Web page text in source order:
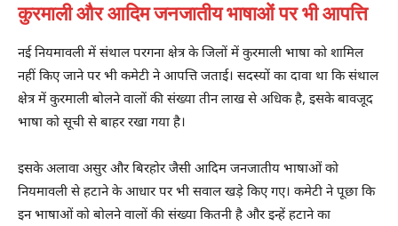
कुरमाली और आदिम जनजातीय भाषाओं पर भी आपत्ति
नई नियमावली में संथाल परगना क्षेत्र के जिलों में कुरमाली भाषा को शामिल
नहीं किए जाने पर भी कमेटी ने आपत्ति जताई। सदस्यों का दावा था कि संथाल
क्षेत्र में कुरमाली बोलने वालों की संख्या तीन लाख से अधिक है, इसके बावजूद
भाषा को सूची से बाहर रखा गया है।
इसके अलावा असुर और बिरहोर जैसी आदिम जनजातीय भाषाओं को
नियमावली से हटाने के आधार पर भी सवाल खड़े किए गए। कमेटी ने पूछा कि
इन भाषाओं को बोलने वालों की संख्या कितनी है और इन्हें हटाने का